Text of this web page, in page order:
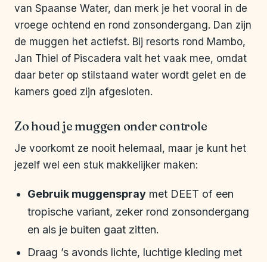
van Spaanse Water, dan merk je het vooral in de
vroege ochtend en rond zonsondergang. Dan zijn
de muggen het actiefst. Bij resorts rond Mambo,
Jan Thiel of Piscadera valt het vaak mee, omdat
daar beter op stilstaand water wordt gelet en de
kamers goed zijn afgesloten.
Zo houd je muggen onder controle
Je voorkomt ze nooit helemaal, maar je kunt het
jezelf wel een stuk makkelijker maken:
Gebruik muggenspray met DEET of een
tropische variant, zeker rond zonsondergang
en als je buiten gaat zitten.
Draag ’s avonds lichte, luchtige kleding met